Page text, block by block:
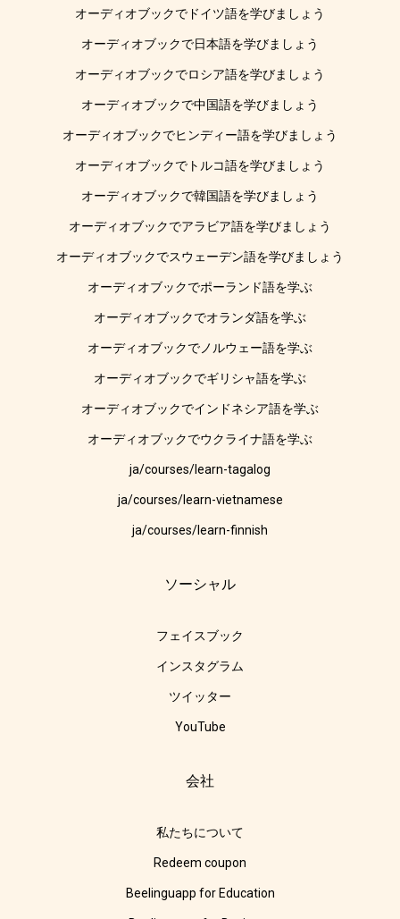
オーディオブックでドイツ語を学びましょう
オーディオブックで日本語を学びましょう
オーディオブックでロシア語を学びましょう
オーディオブックで中国語を学びましょう
オーディオブックでヒンディー語を学びましょう
オーディオブックでトルコ語を学びましょう
オーディオブックで韓国語を学びましょう
オーディオブックでアラビア語を学びましょう
オーディオブックでスウェーデン語を学びましょう
オーディオブックでポーランド語を学ぶ
オーディオブックでオランダ語を学ぶ
オーディオブックでノルウェー語を学ぶ
オーディオブックでギリシャ語を学ぶ
オーディオブックでインドネシア語を学ぶ
オーディオブックでウクライナ語を学ぶ
ja/courses/learn-tagalog
ja/courses/learn-vietnamese
ja/courses/learn-finnish
ソーシャル
フェイスブック
インスタグラム
ツイッター
YouTube
会社
私たちについて
Redeem coupon
Beelinguapp for Education